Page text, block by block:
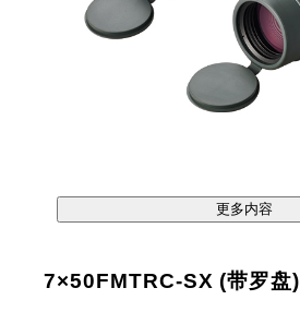
更多内容
7×50FMTRC-SX (带罗盘)